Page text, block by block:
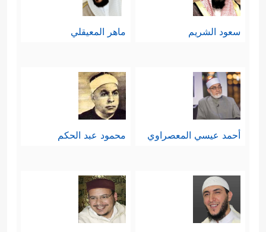
سعود الشريم ماهر المعيقلي
أحمد عيسي المعصراوي محمود عبد الحكم